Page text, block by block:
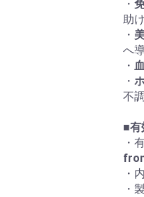
・
助
・
へ
・
・
不
■有
・
・
・